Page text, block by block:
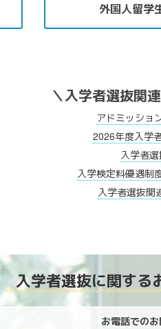
外国人留学
＼入学者選抜関
アドミッショ
2026年度入学
入学者
入学検定料優遇制
入学者選抜関
入学者選抜に関する
お電話での